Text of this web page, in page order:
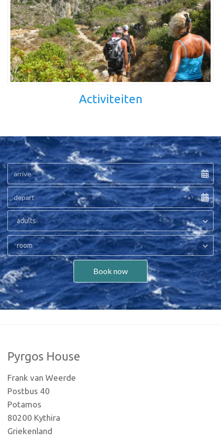
Activiteiten
adults
room
Book now
Pyrgos House
Frank van Weerde
Postbus 40
Potamos
80200 Kythira
Griekenland